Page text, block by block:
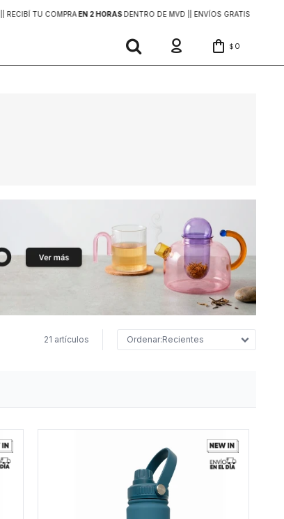
| RECIBÍ TU COMPRAEN 2 HORASDENTRO DE MVD | | ENVÍOS GRATIS
$ 0
21 artículos Recientes